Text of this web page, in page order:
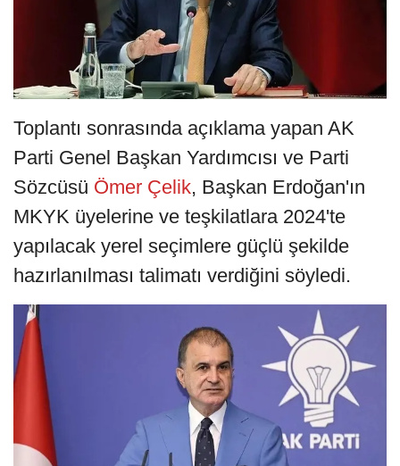
Toplantı sonrasında açıklama yapan AK
Parti Genel Başkan Yardımcısı ve Parti
Sözcüsü Ömer Çelik, Başkan Erdoğan'ın
MKYK üyelerine ve teşkilatlara 2024'te
yapılacak yerel seçimlere güçlü şekilde
hazırlanılması talimatı verdiğini söyledi.